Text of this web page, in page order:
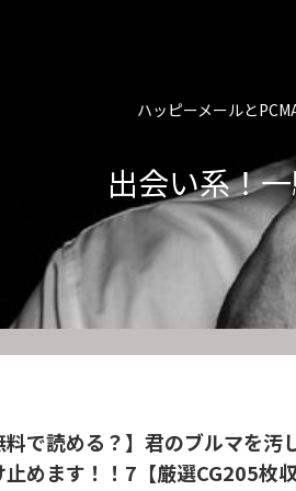
ハッピーメールと
出会い系！
料で読める？】君のブルマを汚
止めます！！7【厳選CG205枚